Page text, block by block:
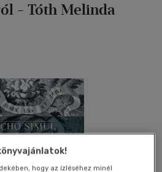
- Tóth Melinda
hogy az ízléséhez minél